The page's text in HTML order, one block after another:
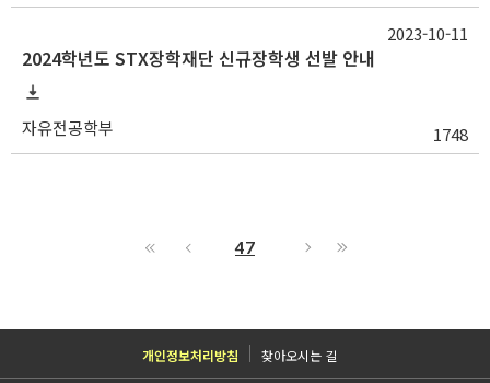
2024학년도 STX장학재단 신규장학생 선발 안내
자유전공학부 1748
2023-10-11
47
개인정보처리방침 찾아오시는 길